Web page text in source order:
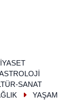
SANAT
YAŞAM